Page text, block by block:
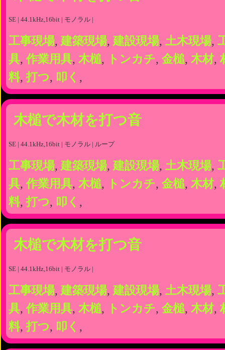
SE | 44.1kHz,16bit | モノラル |
工事現場, 建築現場, 建設現場, 土木現場,
具, 作業用具, 木槌, トンカチ, 金槌, 木材,
料, 打つ, 叩く ,
木槌で木材を打つ音
SE | 44.1kHz,16bit | モノラル | ループ
工事現場, 建築現場, 建設現場, 土木現場,
具, 作業用具, 木槌, トンカチ, 金槌, 木材,
料, 打つ, 叩く ,
木槌で木材を打つ音
SE | 44.1kHz,16bit | モノラル |
工事現場, 建築現場, 建設現場, 土木現場,
具, 作業用具, 木槌, トンカチ, 金槌, 木材,
料, 打つ, 叩く ,